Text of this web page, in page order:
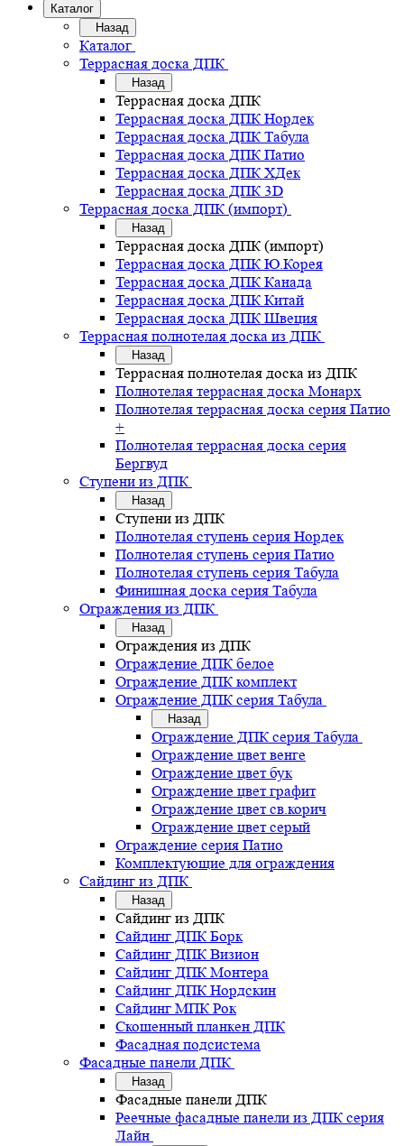
Каталог
Назад
Каталог
Террасная доска ДПК
Назад
Террасная доска ДПК
Террасная доска ДПК Нордек
Террасная доска ДПК Табула
Террасная доска ДПК Патио
Террасная доска ДПК ХДек
Террасная доска ДПК 3D
Террасная доска ДПК (импорт)
Назад
Террасная доска ДПК (импорт)
Террасная доска ДПК Ю.Корея
Террасная доска ДПК Канада
Террасная доска ДПК Китай
Террасная доска ДПК Швеция
Террасная полнотелая доска из ДПК
Назад
Террасная полнотелая доска из ДПК
Полнотелая террасная доска Монарх
Полнотелая террасная доска серия Патио
+
Полнотелая террасная доска серия
Бергвуд
Ступени из ДПК
Назад
Ступени из ДПК
Полнотелая ступень серия Нордек
Полнотелая ступень серия Патио
Полнотелая ступень серия Табула
Финишная доска серия Табула
Ограждения из ДПК
Назад
Ограждения из ДПК
Ограждение ДПК белое
Ограждение ДПК комплект
Ограждение ДПК серия Табула
Назад
Ограждение ДПК серия Табула
Ограждение цвет венге
Ограждение цвет бук
Ограждение цвет графит
Ограждение цвет св.корич
Ограждение цвет серый
Ограждение серия Патио
Комплектующие для ограждения
Сайдинг из ДПК
Назад
Сайдинг из ДПК
Сайдинг ДПК Борк
Сайдинг ДПК Визион
Сайдинг ДПК Монтера
Сайдинг ДПК Нордскин
Сайдинг МПК Рок
Скошенный планкен ДПК
Фасадная подсистема
Фасадные панели ДПК
Назад
Фасадные панели ДПК
Реечные фасадные панели из ДПК серия
Лайн